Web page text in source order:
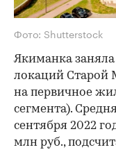
Фото: Shutterstock
Якиманка заняла
локаций Старой
на первичное
сегмента).
сентября 2022
млн руб.,